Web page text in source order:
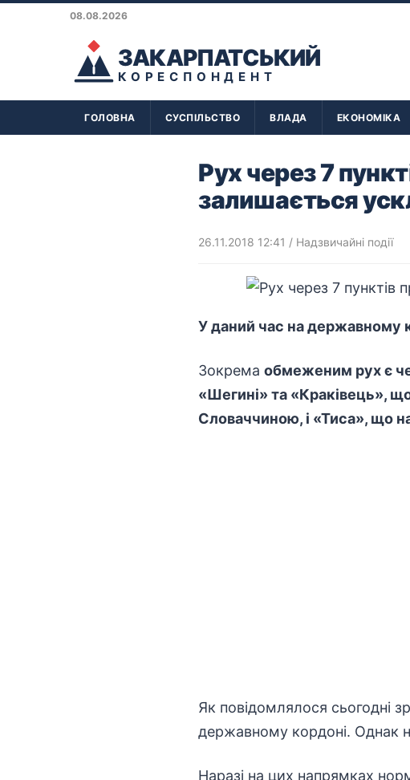
08.08.2026
ЗАКАРПАТСЬКИЙ
КОРЕСПОНДЕНТ
ГОЛОВНА СУСПІЛЬСТВО ВЛАДА ЕКОНОМІКА
Рух через 7
залишається
26.11.2018 12:41 / Надзвичайні події
У даний час на державному
Зокрема обмеженим рух є
«Шегині» та «Краківець»,
Словаччиною, і «Тиса», що
Як повідомлялося сьогодні
державному кордоні. Однак
Наразі на цих напрямках